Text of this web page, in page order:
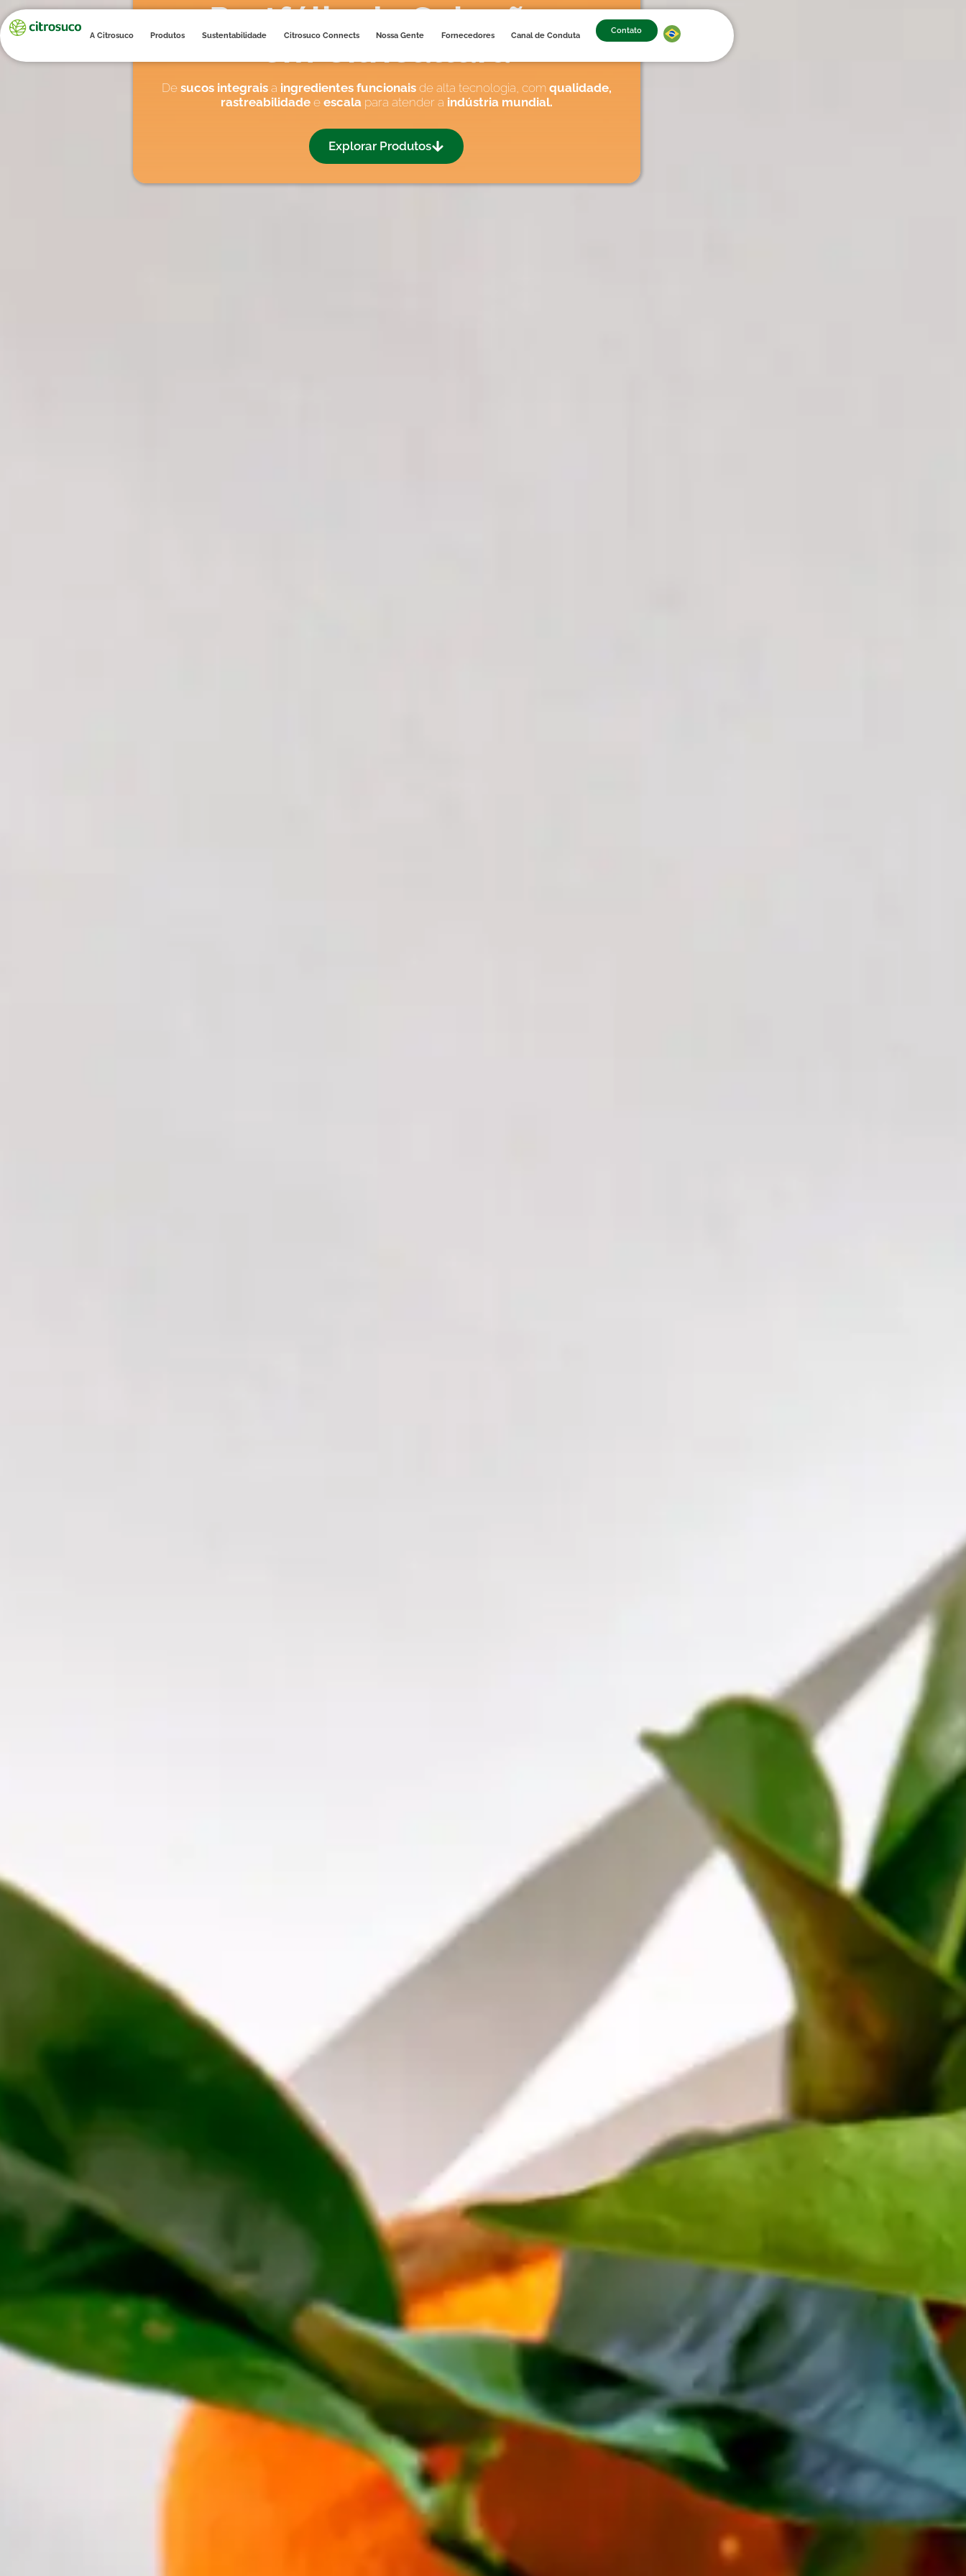
A Citrosuco Produtos Sustentabilidade Citrosuco Connects Nossa Gente Fornecedores Canal de Conduta
Contato
Portfólio de Soluções
em Citricultura
De sucos integraisa ingredientes funcionaisde alta tecnologia, com qualidade,
rastreabilidadee escalapara atender a indústria mundial.
Explorar Produtos